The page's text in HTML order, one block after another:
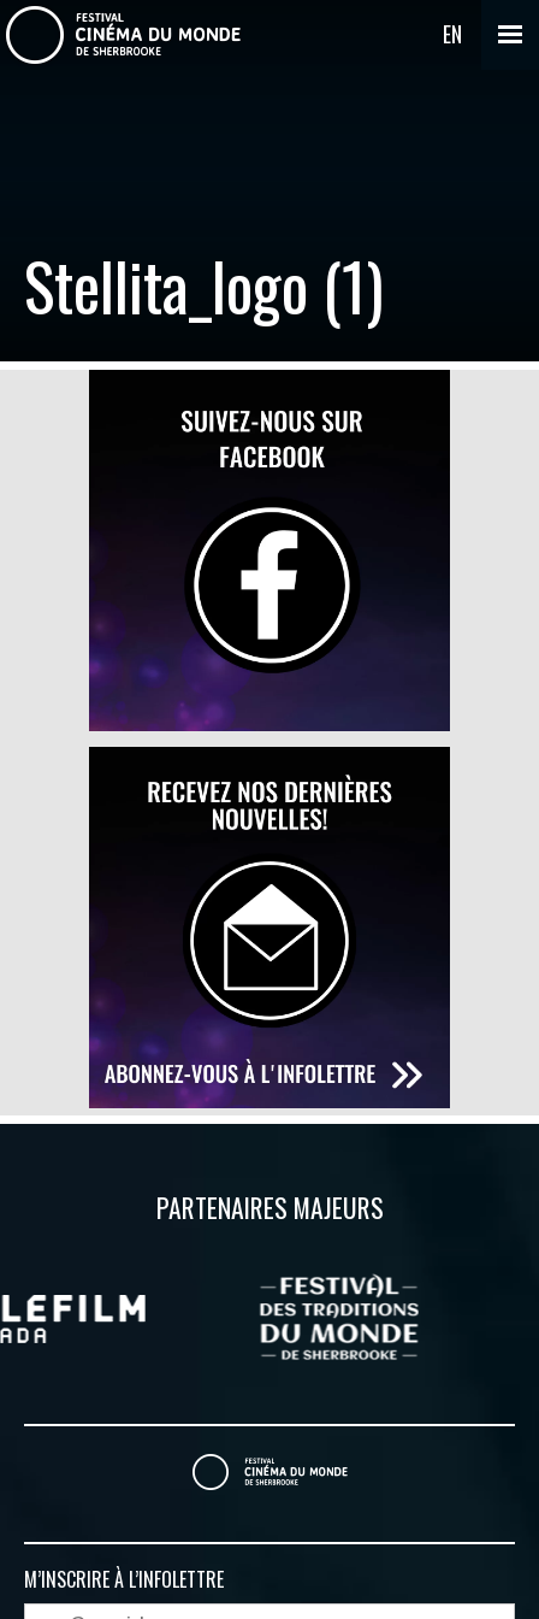
EN
Stellita_logo (1)
PARTENAIRES MAJEURS
M’INSCRIRE À L’INFOLETTRE